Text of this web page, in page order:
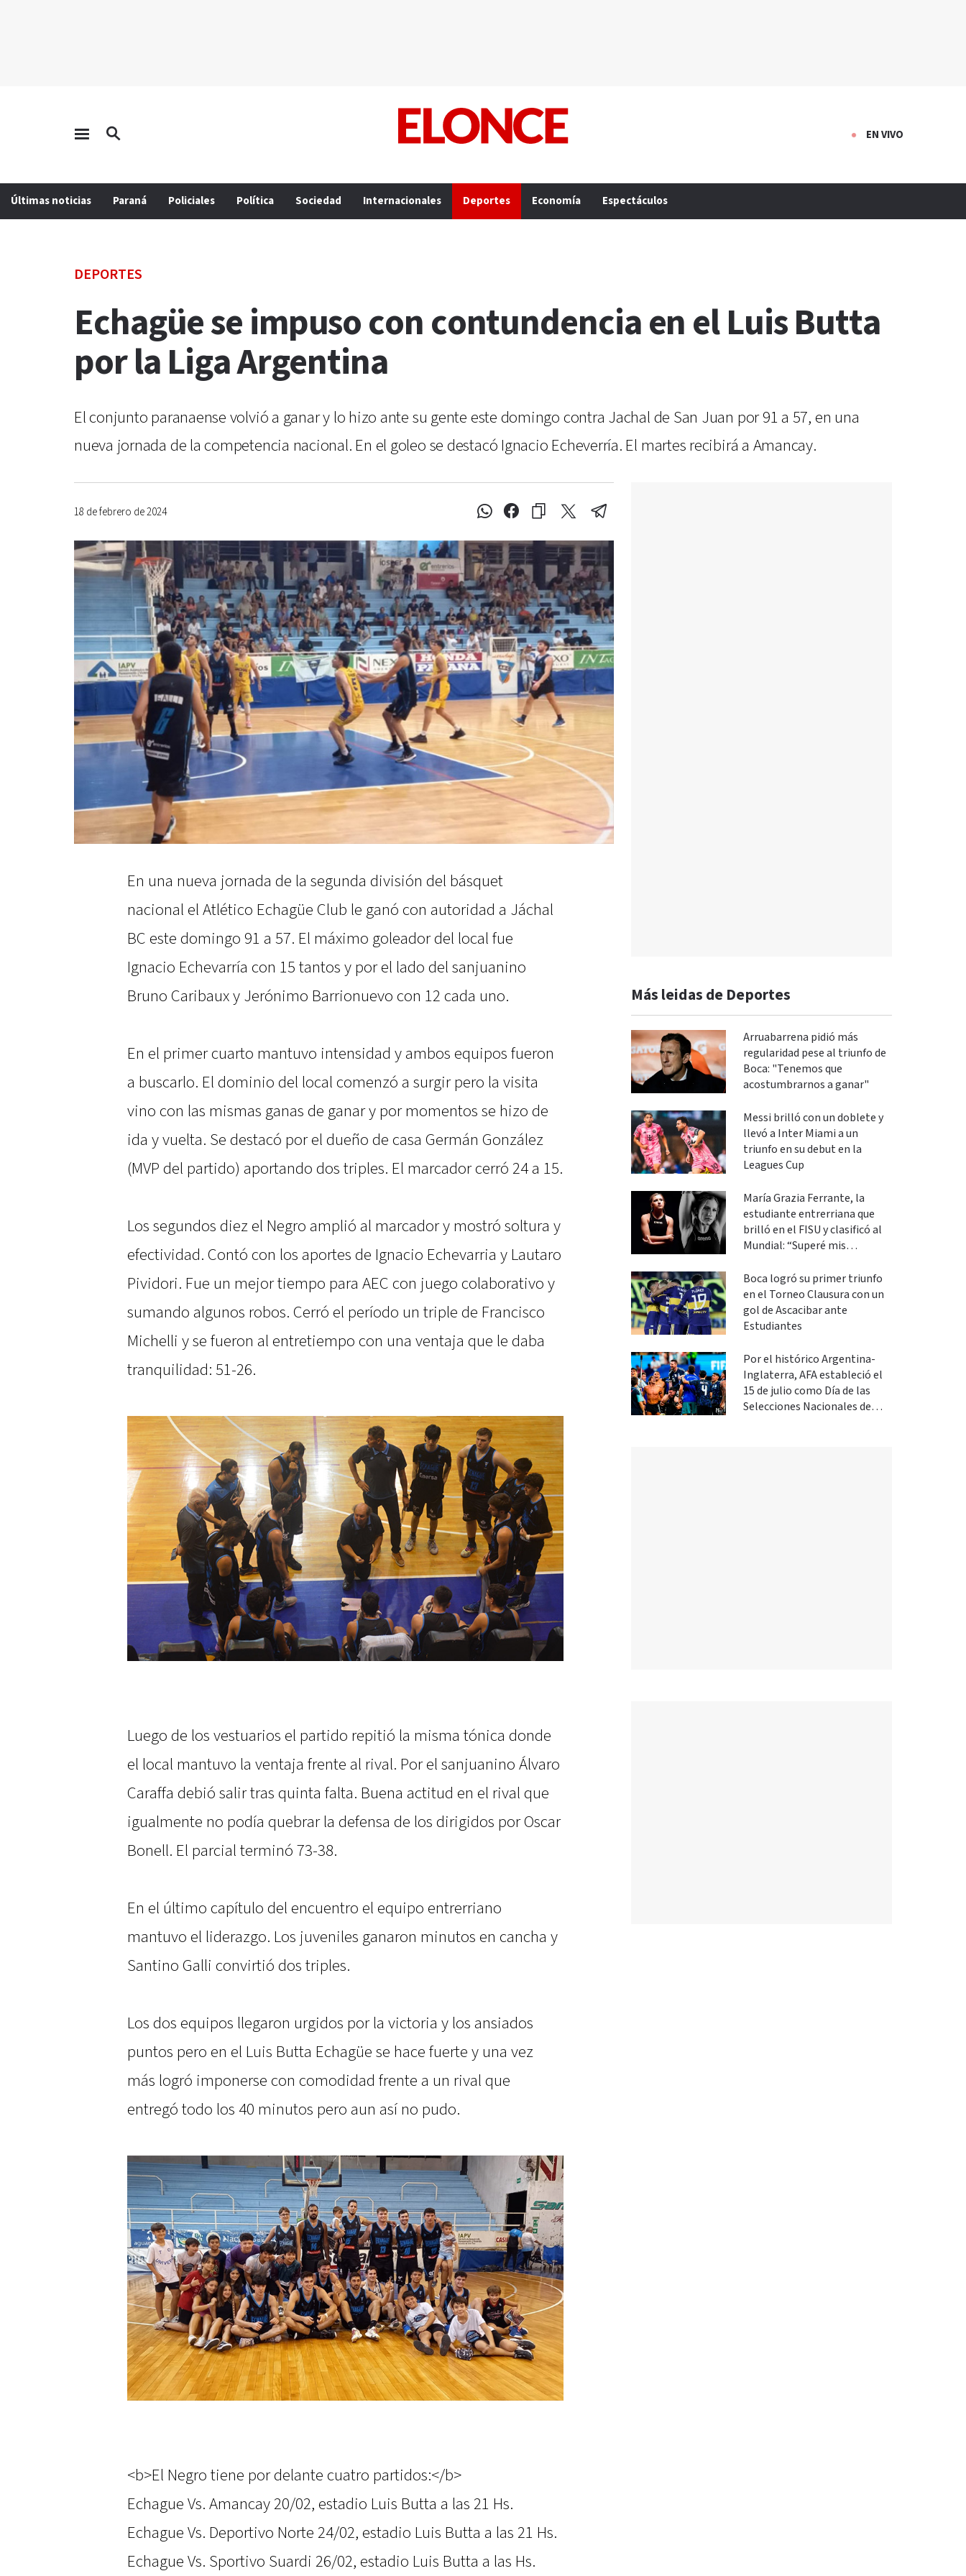
EN VIVO
Últimas noticias Paraná Policiales Política Sociedad Internacionales Deportes Economía Espectáculos
DEPORTES
Echagüe se impuso con contundencia en el Luis Butta
por la Liga Argentina
El conjunto paranaense volvió a ganar y lo hizo ante su gente este domingo contra Jachal de San Juan por 91 a 57, en una
nueva jornada de la competencia nacional. En el goleo se destacó Ignacio Echeverría. El martes recibirá a Amancay.
18 de febrero de 2024
En una nueva jornada de la segunda división del básquet
nacional el Atlético Echagüe Club le ganó con autoridad a Jáchal
BC este domingo 91 a 57. El máximo goleador del local fue
Ignacio Echevarría con 15 tantos y por el lado del sanjuanino
Bruno Caribaux y Jerónimo Barrionuevo con 12 cada uno.
En el primer cuarto mantuvo intensidad y ambos equipos fueron
a buscarlo. El dominio del local comenzó a surgir pero la visita
vino con las mismas ganas de ganar y por momentos se hizo de
ida y vuelta. Se destacó por el dueño de casa Germán González
(MVP del partido) aportando dos triples. El marcador cerró 24 a 15.
Los segundos diez el Negro amplió al marcador y mostró soltura y
efectividad. Contó con los aportes de Ignacio Echevarria y Lautaro
Pividori. Fue un mejor tiempo para AEC con juego colaborativo y
sumando algunos robos. Cerró el período un triple de Francisco
Michelli y se fueron al entretiempo con una ventaja que le daba
tranquilidad: 51-26.
Luego de los vestuarios el partido repitió la misma tónica donde
el local mantuvo la ventaja frente al rival. Por el sanjuanino Álvaro
Caraffa debió salir tras quinta falta. Buena actitud en el rival que
igualmente no podía quebrar la defensa de los dirigidos por Oscar
Bonell. El parcial terminó 73-38.
En el último capítulo del encuentro el equipo entrerriano
mantuvo el liderazgo. Los juveniles ganaron minutos en cancha y
Santino Galli convirtió dos triples.
Los dos equipos llegaron urgidos por la victoria y los ansiados
puntos pero en el Luis Butta Echagüe se hace fuerte y una vez
más logró imponerse con comodidad frente a un rival que
entregó todo los 40 minutos pero aun así no pudo.
<b>El Negro tiene por delante cuatro partidos:</b>
Echague Vs. Amancay 20/02, estadio Luis Butta a las 21 Hs.
Echague Vs. Deportivo Norte 24/02, estadio Luis Butta a las 21 Hs.
Echague Vs. Sportivo Suardi 26/02, estadio Luis Butta a las Hs.
Más leidas de Deportes
Arruabarrena pidió más
regularidad pese al triunfo de
Boca: "Tenemos que
acostumbrarnos a ganar"
Messi brilló con un doblete y
llevó a Inter Miami a un
triunfo en su debut en la
Leagues Cup
María Grazia Ferrante, la
estudiante entrerriana que
brilló en el FISU y clasificó al
Mundial: “Superé mis
Boca logró su primer triunfo
en el Torneo Clausura con un
gol de Ascacibar ante
Estudiantes
Por el histórico Argentina-
Inglaterra, AFA estableció el
15 de julio como Día de las
Selecciones Nacionales de